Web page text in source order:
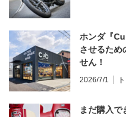
ホンダ『
させるため
せん！
2026/7/1
まだ購入で